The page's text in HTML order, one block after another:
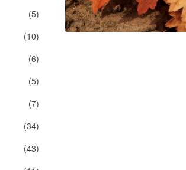
(5)
(10)
(6)
(5)
(7)
(34)
(43)